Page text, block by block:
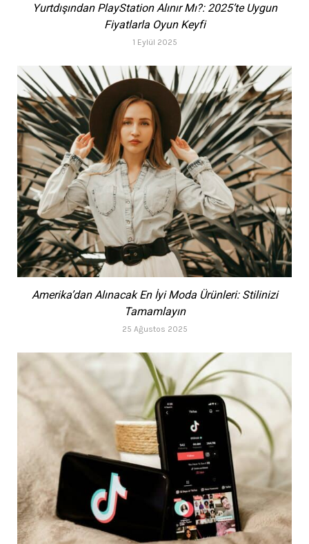
Yurtdışından PlayStation Alınır Mı?: 2025’te Uygun
Fiyatlarla Oyun Keyfi
1 Eylül 2025
Amerika’dan Alınacak En İyi Moda Ürünleri: Stilinizi
Tamamlayın
25 Ağustos 2025